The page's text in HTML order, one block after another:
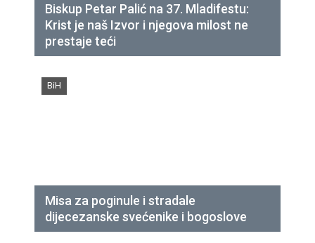
Biskup Petar Palić na 37. Mladifestu:
Krist je naš Izvor i njegova milost ne
prestaje teći
BiH
Misa za poginule i stradale
dijecezanske svećenike i bogoslove